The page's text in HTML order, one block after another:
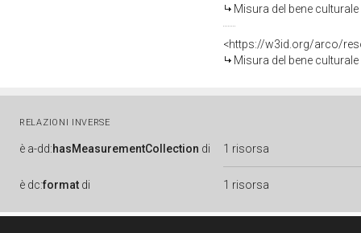
Misura del bene
<https://w3id.org/arco/
Misura del bene
RELAZIONI INVERSE
è a-dd:hasMeasurementCollection di 1 risorsa
è dc:format di 1 risorsa